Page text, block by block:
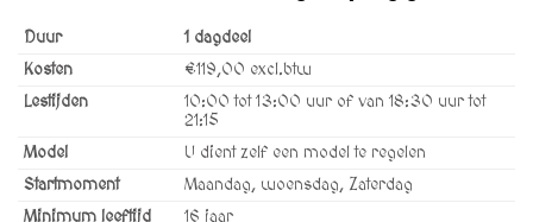
Duur
1 dagdeel
Kosten
€119,00 excl.btw
Lestijden
10:00 tot 13:00 uur of van 18:30 uur tot
21:15
Model
U dient zelf een model te regelen
Startmoment
Maandag, woensdag, Zaterdag
Minimum leeftijd
16 jaar